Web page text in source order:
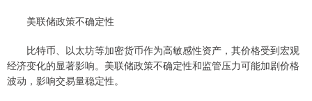
美联储政策不确定性
比特币、以太坊等加密货币作为高敏感性资产，其价格受到宏观
经济变化的显著影响。美联储政策不确定性和监管压力可能加剧价格
波动，影响交易量稳定性。